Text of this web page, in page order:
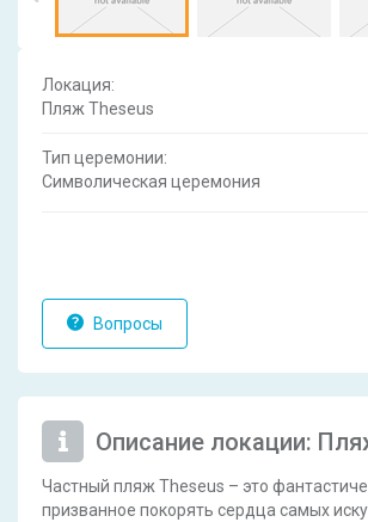
Локация:
Пляж Theseus
Тип церемонии:
Символическая церемония
Вопросы
Описание локации:
Частный пляж Theseus – это
призванное покорять сердца самых